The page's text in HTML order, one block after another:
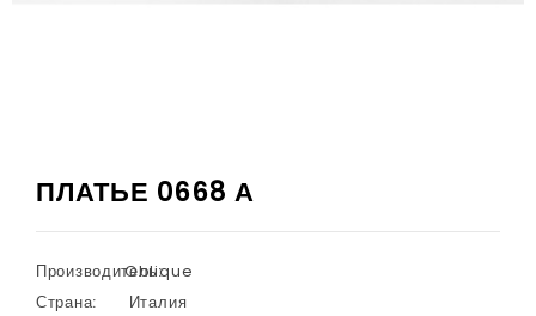
ПЛАТЬЕ 0668 А
Производитель:
Oblique
Страна:
Италия